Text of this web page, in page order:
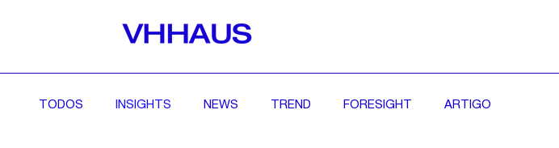
TODOS INSIGHTS NEWS TREND FORESIGHT ARTIGO